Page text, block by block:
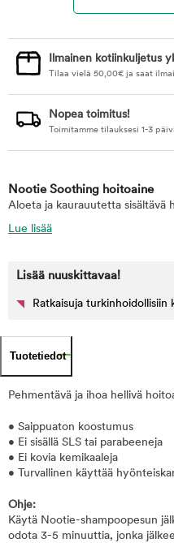
Ilmainen kotiinkuljetus
Tilaa vielä 50,00€ ja saat
Nopea toimitus!
Toimitamme tilauksesi 1-3
Nootie Soothing hoitoaine
Aloeta ja kaurauutetta sisältävä
Lue lisää
Lisää nuuskittavaa!
Ratkaisuja turkinhoidollisiin
Tuotetiedot
Pehmentävä ja ihoa hellivä
• Saippuaton koostumus
• Ei sisällä SLS tai parabeeneja
• Ei kovia kemikaaleja
• Turvallinen käyttää
Ohje:
Käytä Nootie-shampoopesun
odota 3-5 minuuttia, jonka